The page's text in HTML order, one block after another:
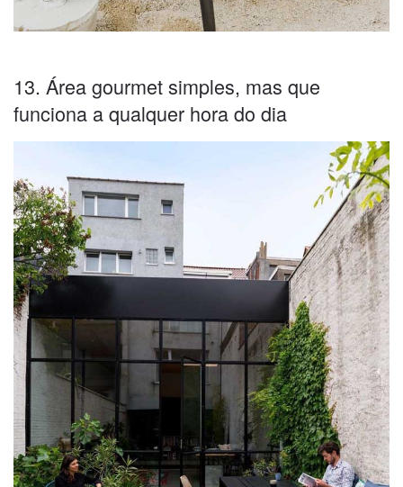
13. Área gourmet simples, mas que
funciona a qualquer hora do dia